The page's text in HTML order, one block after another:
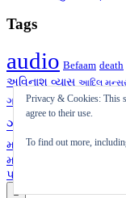
Tags
audio Befaam death
અવિનાશ વ્યાસ આદિલ
ગઝલ ગઝલ ગની
ગઝલ
ચાતક
મહેતા પુરુષોત્તમ ઉપાધ્યાય
મારા તરફથી
પાલનપુરી
Privacy & Cookies: This
agree to their use.
To find out more,